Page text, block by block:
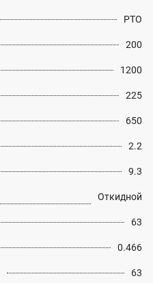
PTO
200
1200
225
650
2.2
9.3
Откидной
63
0.466
63